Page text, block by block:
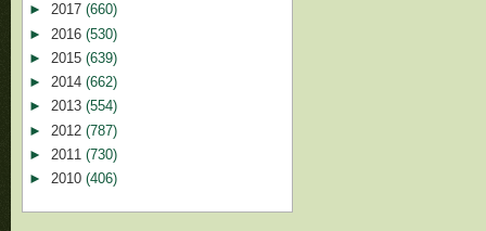
► 2017 (660)
► 2016 (530)
► 2015 (639)
► 2014 (662)
► 2013 (554)
► 2012 (787)
► 2011 (730)
► 2010 (406)